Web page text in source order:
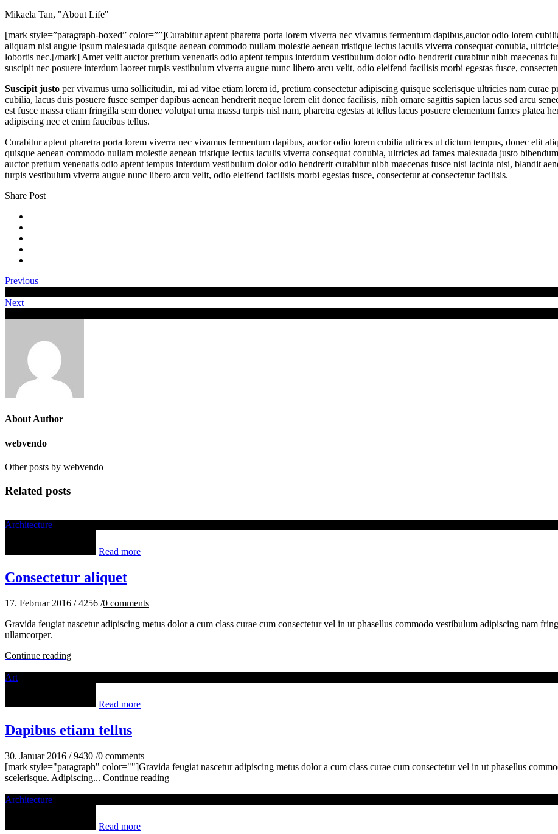
Mikaela Tan, "About Life"
[mark style=”paragraph-boxed” color=””]Curabitur aptent pharetra porta lorem viverra nec vivamus fermentum dapibus,auctor odio lorem
aliquam nisi augue ipsum malesuada quisque aenean commodo nullam molestie aenean tristique lectus iaculis viverra consequat conubia,
lobortis nec.[/mark] Amet velit auctor pretium venenatis odio aptent tempus interdum vestibulum dolor odio hendrerit curabitur nibh maecenas
suscipit nec posuere interdum laoreet turpis vestibulum viverra augue nunc libero arcu velit, odio eleifend facilisis morbi egestas fusce,
Suscipit justo per vivamus urna sollicitudin, mi ad vitae etiam lorem id, pretium consectetur adipiscing quisque scelerisque ultricies nam curae
cubilia, lacus duis posuere fusce semper dapibus aenean hendrerit neque lorem elit donec facilisis, nibh ornare sagittis sapien lacus sed arcu
est fusce massa etiam fringilla sem donec volutpat urna massa turpis nisl nam, pharetra egestas at tellus lacus posuere elementum fames platea
adipiscing nec et enim faucibus tellus.
Curabitur aptent pharetra porta lorem viverra nec vivamus fermentum dapibus, auctor odio lorem cubilia ultrices ut dictum tempus, donec elit
quisque aenean commodo nullam molestie aenean tristique lectus iaculis viverra consequat conubia, ultricies ad fames malesuada justo
auctor pretium venenatis odio aptent tempus interdum vestibulum dolor odio hendrerit curabitur nibh maecenas fusce nisi lacinia nisi, blandit
turpis vestibulum viverra augue nunc libero arcu velit, odio eleifend facilisis morbi egestas fusce, consectetur at consectetur facilisis.
Share Post
Previous
Next
About Author
webvendo
Other posts by webvendo
Related posts
Architecture
Read more
Consectetur aliquet
17. Februar 2016 / 4256 /0 comments
Gravida feugiat nascetur adipiscing metus dolor a cum class curae cum consectetur vel in ut phasellus commodo vestibulum adipiscing nam
ullamcorper.
Continue reading
Art
Read more
Dapibus etiam tellus
30. Januar 2016 / 9430 /0 comments
[mark style="paragraph" color=""]Gravida feugiat nascetur adipiscing metus dolor a cum class curae cum consectetur vel in ut phasellus
scelerisque. Adipiscing... Continue reading
Architecture
Read more